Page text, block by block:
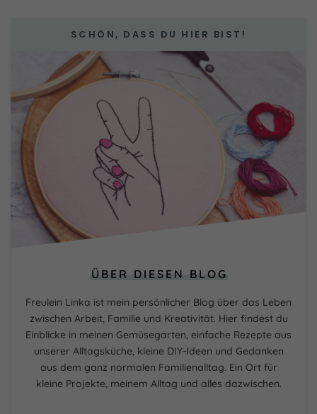
SCHÖN, DASS DU HIER BIST!
ÜBER DIESEN BLOG
Freulein Linka ist mein persönlicher Blog über das Leben
zwischen Arbeit, Familie und Kreativität. Hier findest du
Einblicke in meinen Gemüsegarten, einfache Rezepte aus
unserer Alltagsküche, kleine DIY-Ideen und Gedanken
aus dem ganz normalen Familienalltag. Ein Ort für
kleine Projekte, meinem Alltag und alles dazwischen.